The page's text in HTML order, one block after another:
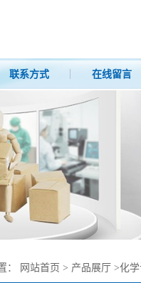
联系方式 在线留言
： 网站首页 > 产品展厅 >化学